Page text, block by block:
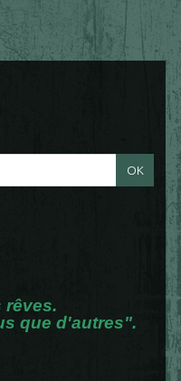
rêves.
que d'autres".